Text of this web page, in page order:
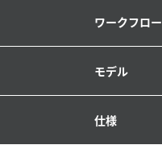
ワークフロー
モデル
仕様